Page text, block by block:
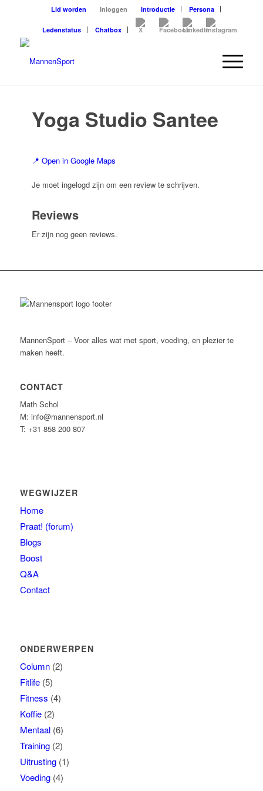
Lid worden Inloggen Introductie Persona
Ledenstatus Chatbox
Yoga Studio Santee
📍 Open in Google Maps
Je moet ingelogd zijn om een review te schrijven.
Reviews
Er zijn nog geen reviews.
MannenSport – Voor alles wat met sport, voeding, en plezier te
maken heeft.
CONTACT
Math Schol
M: info@mannensport.nl
T: +31 858 200 807
WEGWIJZER
Home
Praat! (forum)
Blogs
Boost
Q&A
Contact
ONDERWERPEN
Column(2)
Fitlife(5)
Fitness (4)
Koffie(2)
Mentaal(6)
Training(2)
Uitrusting(1)
Voeding(4)